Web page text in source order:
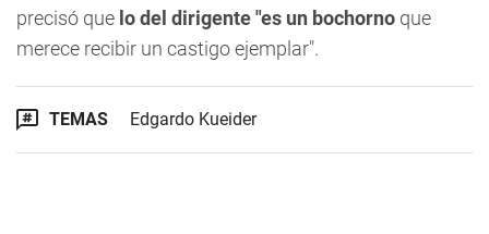
precisó que lo del dirigente "es un bochorno que
merece recibir un castigo ejemplar".
TEMAS Edgardo Kueider